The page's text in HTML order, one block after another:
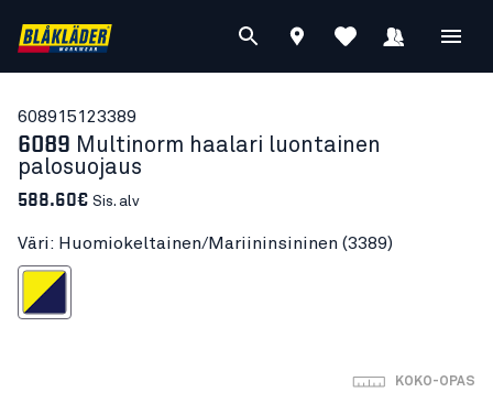
608915123389
6089 Multinorm haalari luontainen
palosuojaus
588.60€ Sis. alv
Väri: Huomiokeltainen/Mariininsininen (3389)
Mariininsininen
KOKO-OPAS